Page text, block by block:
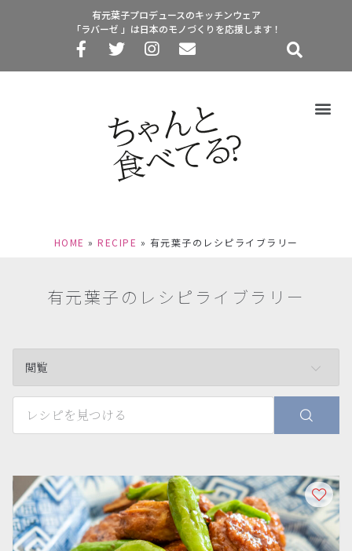
有元葉子プロデュースのキッチンウェア
「ラバーゼ 」は日本のモノづくりを応援します！
HOME » RECIPE » 有元葉子のレシピライブラリー
有元葉子のレシピライブラリー
閲覧